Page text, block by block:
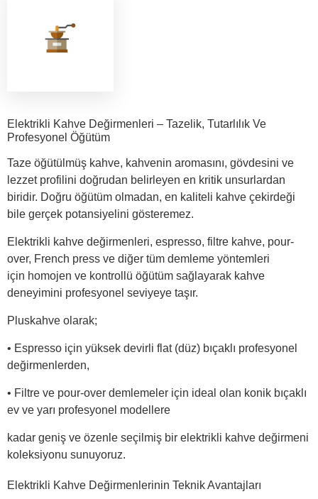
Elektrikli Kahve Değirmenleri – Tazelik, Tutarlılık Ve
Profesyonel Öğütüm
Taze öğütülmüş kahve, kahvenin aromasını, gövdesini ve
lezzet profilini doğrudan belirleyen en kritik unsurlardan
biridir. Doğru öğütüm olmadan, en kaliteli kahve çekirdeği
bile gerçek potansiyelini gösteremez.
Elektrikli kahve değirmenleri, espresso, filtre kahve, pour-
over, French press ve diğer tüm demleme yöntemleri
için homojen ve kontrollü öğütüm sağlayarak kahve
deneyimini profesyonel seviyeye taşır.
Pluskahve olarak;
• Espresso için yüksek devirli flat (düz) bıçaklı profesyonel
değirmenlerden,
• Filtre ve pour-over demlemeler için ideal olan konik bıçaklı
ev ve yarı profesyonel modellere
kadar geniş ve özenle seçilmiş bir elektrikli kahve değirmeni
koleksiyonu sunuyoruz.
Elektrikli Kahve Değirmenlerinin Teknik Avantajları